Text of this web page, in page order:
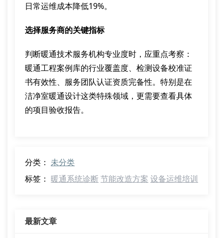
日常运维成本降低19%。
选择服务商的关键指标
判断暖通技术服务机构专业度时，应重点考察：
暖通工程案例库的行业覆盖度、检测设备校准证
书有效性、服务团队认证资质完备性。特别是在
洁净室暖通设计这类特殊领域，更需要查看具体
的项目验收报告。
分类： 未分类
标签： 暖通系统诊断节能改造方案 设备运维培训
最新文章